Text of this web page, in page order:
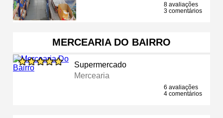
8 avaliações
3 comentários
MERCEARIA DO BAIRRO
Supermercado
Mercearia
6 avaliações
4 comentários